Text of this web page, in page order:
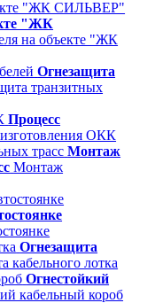
"ЖК
на объекте "ЖК
Огнезащита
транзитных
Процесс
ОКК
Монтаж
Монтаж
Огнезащита
кабельного лотка
Огнестойкий
кабельный короб